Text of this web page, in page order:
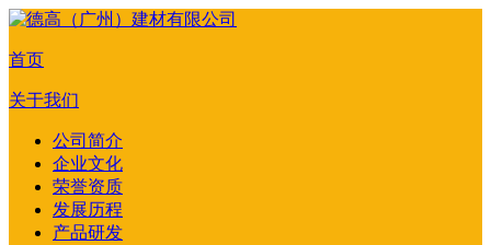
首页
关于我们
公司简介
企业文化
荣誉资质
发展历程
产品研发